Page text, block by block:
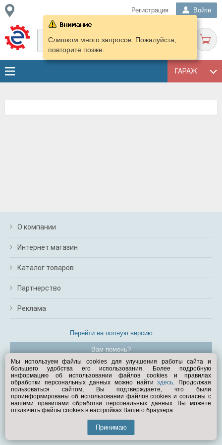
Регистрация Войти
ГАРАЖ
Слишком много запросов. Пожалуйста,
повторите позже.
О компании
Интернет магазин
Каталог товаров
Партнерство
Реклама
Перейти на полную версию
Вам помочь?
© Exist.ru 1998—2026
Мы используем файлы cookies для улучшения работы сайта и
большего удобства его использования. Более подробную
информацию об использовании файлов cookies и правилах
обработки персональных данных можно найтиздесь. Продолжая
пользоваться сайтом, Вы подтверждаете, что были
проинформированы об использовании файлов cookies и согласны с
нашими правилами обработки персональных данных. Вы можете
отключить файлы cookies в настройках Вашего браузера.
Принимаю